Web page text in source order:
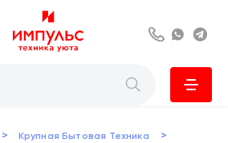
8 800 222 63
> Крупная Бытовая Техника >